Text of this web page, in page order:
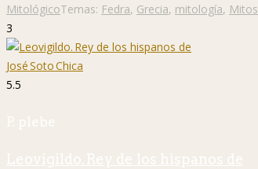
MitológicoTemas: Fedra, Grecia, mitología, Mitos
3
5.5
P. plebe
Leovigildo. Rey de los hispanos de